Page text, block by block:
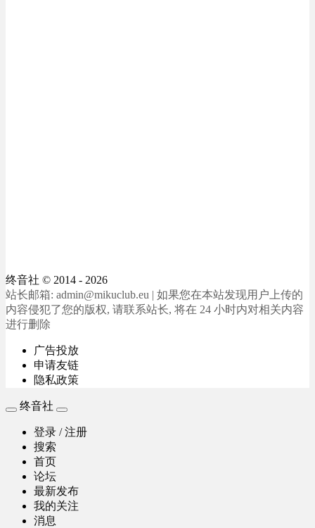
终音社 © 2014 - 2026
站长邮箱: admin@mikuclub.eu | 如果您在本站发现用户上传的
内容侵犯了您的版权, 请联系站长, 将在 24 小时内对相关内容
进行删除
广告投放
申请友链
隐私政策
终音社
登录 / 注册
搜索
首页
论坛
最新发布
我的关注
消息